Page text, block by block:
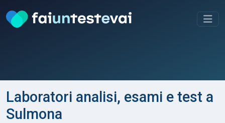
Laboratori analisi, esami e test a
Sulmona